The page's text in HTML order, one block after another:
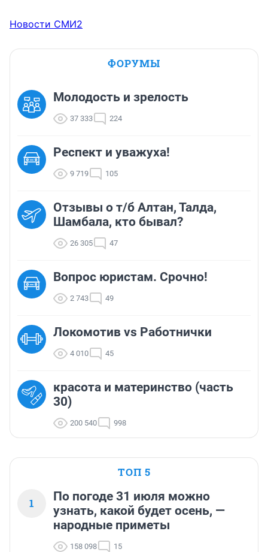
Новости СМИ2
ФОРУМЫ
Молодость и зрелость
37 333 224
Респект и уважуха!
9 719 105
Отзывы о т/б Алтан, Талда,
Шамбала, кто бывал?
26 305 47
Вопрос юристам. Срочно!
2 743 49
Локомотив vs Работнички
4 010 45
красота и материнство (часть
30)
200 540 998
ТОП 5
1
По погоде 31 июля можно
узнать, какой будет осень, —
народные приметы
158 098 15